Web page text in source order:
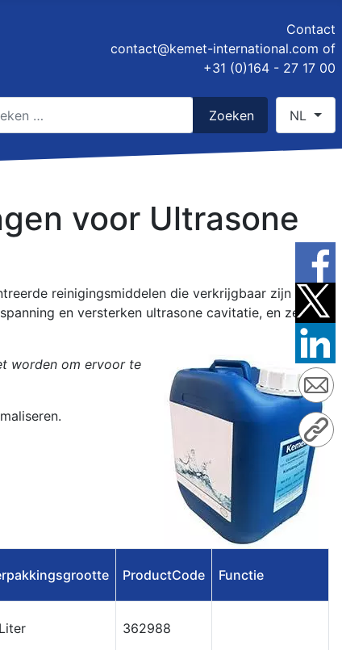
Contact
contact@kemet-international.com of
+31 (0)164 - 27 17 00
Zoeken NL
voor Ultrasone
reinigingsmiddelen die verkrijgbaar zijn in
en versterken ultrasone cavitatie, en ze
worden om ervoor te
ProductCode Functie
362988